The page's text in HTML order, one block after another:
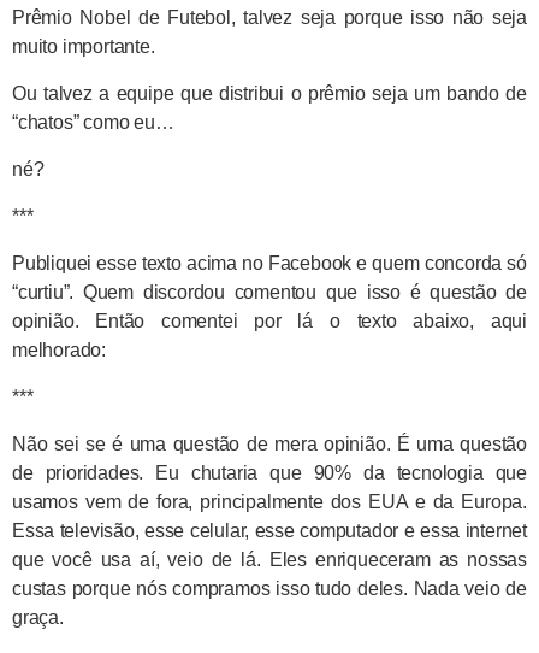
Prêmio Nobel de Futebol, talvez seja porque isso não seja
muito importante.
Ou talvez a equipe que distribui o prêmio seja um bando de
“chatos” como eu…
né?
***
Publiquei esse texto acima no Facebook e quem concorda só
“curtiu”. Quem discordou comentou que isso é questão de
opinião. Então comentei por lá o texto abaixo, aqui
melhorado:
***
Não sei se é uma questão de mera opinião. É uma questão
de prioridades. Eu chutaria que 90% da tecnologia que
usamos vem de fora, principalmente dos EUA e da Europa.
Essa televisão, esse celular, esse computador e essa internet
que você usa aí, veio de lá. Eles enriqueceram as nossas
custas porque nós compramos isso tudo deles. Nada veio de
graça.